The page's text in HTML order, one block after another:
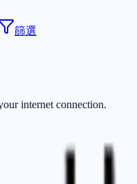
篩選
internet connection.